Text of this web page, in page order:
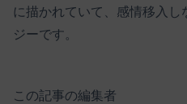
に描かれていて、感情移入し
ジーです。
この記事の編集者